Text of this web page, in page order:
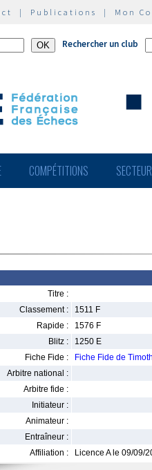
| Publications | Mon
Rechercher un club
COMPÉTITIONS
Titre :
Classement :
1511 F
Rapide :
1576 F
Blitz :
1250 E
Fiche Fide :
Fiche Fide de
Arbitre national :
Arbitre fide :
Initiateur :
Animateur :
Entraîneur :
Affiliation :
Licence A le 09/09/